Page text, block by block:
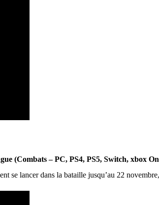
(Combats – PC, PS4, PS5, Switch, xbox
se lancer dans la bataille jusqu’au 22